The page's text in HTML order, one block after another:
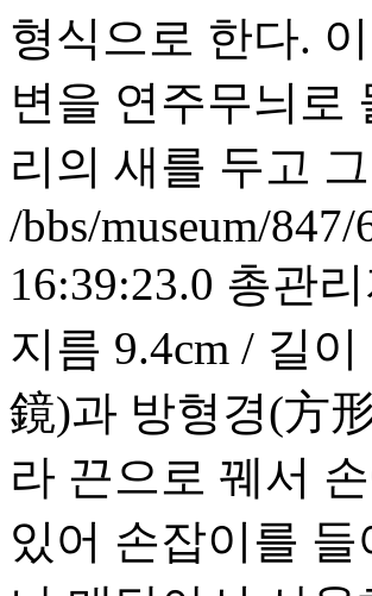
형식으로 한다.
변을 연주무늬로
리의 새를 두고
/bbs/museum/
16:39:23.0 총관
지름 9.4cm / 길
鏡)과 방형경(方
라 끈으로 꿰서
있어 손잡이를